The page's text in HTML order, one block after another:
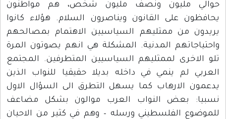
حوالي مليون ونصف مليون شخص، هم مواطنون
يحافظون على القانون ويناصرون السلام. هؤلاء كانوا
يريدون من ممثليهم السياسيين الاهتمام بمصالحهم
واحتياجاتهم المدنية. المشكلة هي انهم يصوتون المرة
تلو الاخرى لممثليهم السياسيين المتطرفين. المجتمع
العربي لم ينمي في داخله بديلا حقيقيا للنواب الذين
يدعمون الارهاب كما يسهل التطرق الى السؤال الاول
نسبيا: بعض النواب العرب موالون بشكل مضاعف
للموضوع الفلسطيني ورسله – وهم في كثير من الاحيان